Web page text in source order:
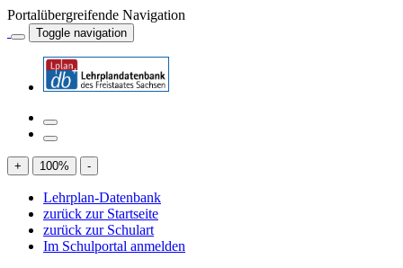
Portalübergreifende Navigation
Toggle navigation
+ 100% -
Lehrplan-Datenbank
zurück zur Startseite
zurück zur Schulart
Im Schulportal anmelden